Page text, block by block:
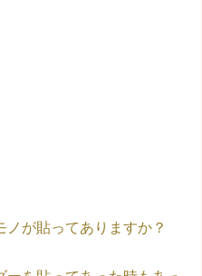
が貼ってありますか？